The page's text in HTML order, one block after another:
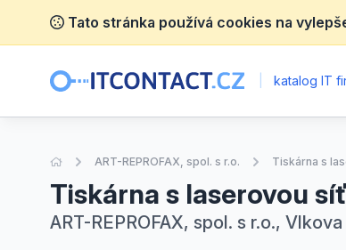
Tato stránka používá cookies na
katalog IT
Úvodní stránka
ART-REPROFAX, spol. s r.o. Tiskárna s
Tiskárna s laserovou
ART-REPROFAX, spol. s r.o.,